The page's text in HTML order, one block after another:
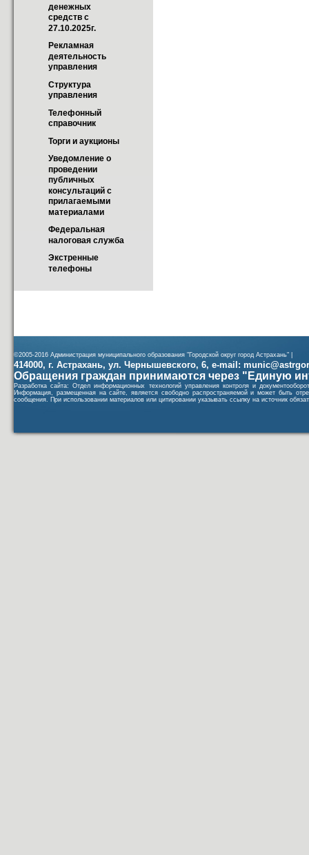
денежных
средств с
27.10.2025г.
Рекламная
деятельность
управления
Структура
управления
Телефонный
справочник
Торги и аукционы
Уведомление о
проведении
публичных
консультаций с
прилагаемыми
материалами
Федеральная
налоговая служба
Экстренные
телефоны
©2005-2016 Администрация муниципального образования "Городской округ город Астрахань" |
414000, г. Астрахань, ул. Чернышевского, 6, e-mail:
Обращения граждан принимаются через "Единую
Разработка сайта: Отдел информационных технологий управления контроля и
Информация, размещенная на сайте, является свободно распространяемой и может быть
сообщения. При использовании материалов или цитировании указывать ссылку на источник